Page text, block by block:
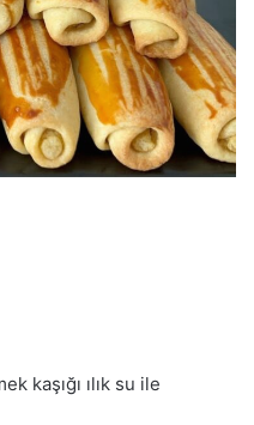
kaşığı ılık su ile